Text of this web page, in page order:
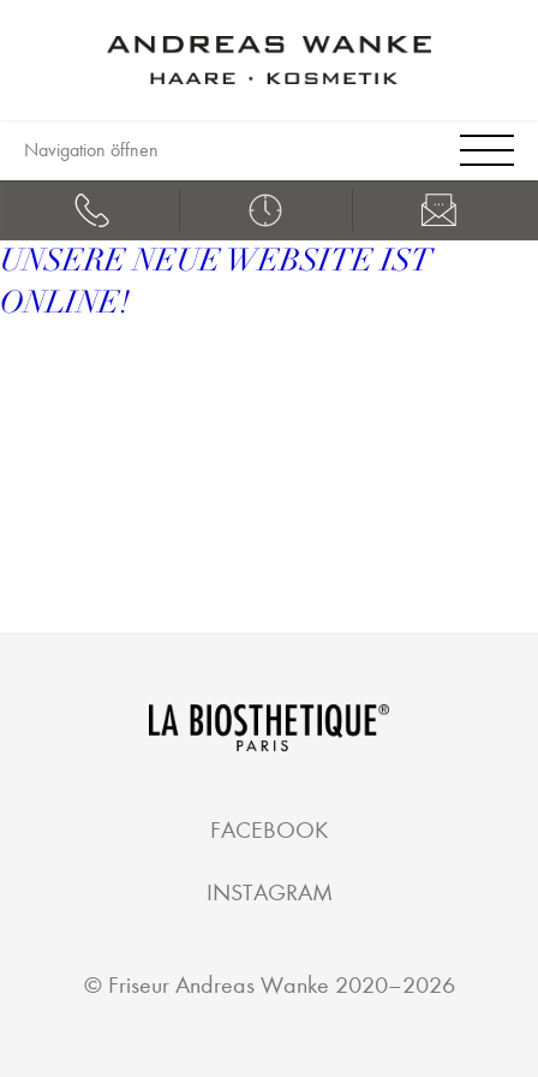
Navigation öffnen
UNSERE NEUE WEBSITE IST
ONLINE!
© Friseur Andreas Wanke 2020–2026
FACEBOOK
INSTAGRAM